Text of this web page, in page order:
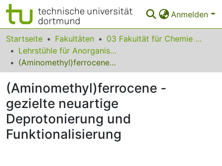
Anmelden
Bereiche & Sammlungen
Das gesamte Repositorium
Leitlinien
Zurück zur Startseite
Startseite Fakultäten
03 Fakultät für Chemie und Chemische Biologie
Lehrstühle für Anorganische Chemie
(Aminomethyl)ferrocene - gezielte neuartige Deprotonierung und Funktionalisierung
(Aminomethyl)ferrocene -
gezielte neuartige
Deprotonierung und
Funktionalisierung